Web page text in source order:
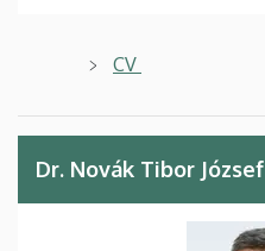
CV
Dr. Novák Tibor József